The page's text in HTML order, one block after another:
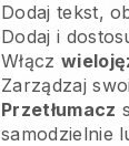
Dodaj tekst,
Dodaj i
Włącz
Zarządzaj
Przetłumacz
samodzielnie